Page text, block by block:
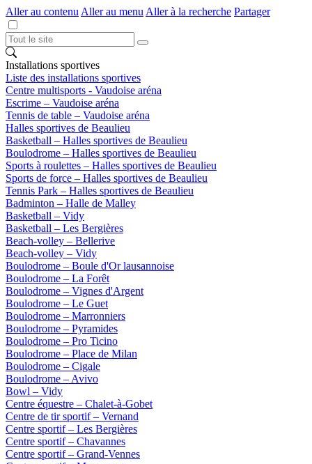
Aller au contenu Aller au menu Aller à la recherche Partager
Installations sportives
Liste des installations sportives
Centre multisports - Vaudoise aréna
Escrime – Vaudoise aréna
Tennis de table – Vaudoise aréna
Halles sportives de Beaulieu
Basketball – Halles sportives de Beaulieu
Boulodrome – Halles sportives de Beaulieu
Sports à roulettes – Halles sportives de Beaulieu
Sports de force – Halles sportives de Beaulieu
Tennis Park – Halles sportives de Beaulieu
Badminton – Halle de Malley
Basketball – Vidy
Basketball – Les Bergières
Beach-volley – Bellerive
Beach-volley – Vidy
Boulodrome – Boule d'Or lausannoise
Boulodrome – La Forêt
Boulodrome – Vignes d'Argent
Boulodrome – Le Guet
Boulodrome – Marronniers
Boulodrome – Pyramides
Boulodrome – Pro Ticino
Boulodrome – Place de Milan
Boulodrome – Cigale
Boulodrome – Avivo
Bowl – Vidy
Centre équestre – Chalet-à-Gobet
Centre de tir sportif – Vernand
Centre sportif – Les Bergières
Centre sportif – Chavannes
Centre sportif – Grand-Vennes